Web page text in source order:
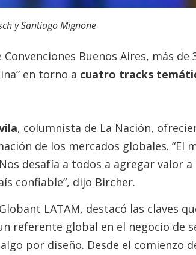
y Santiago Mignone
Buenos Aires, más de
en torno a cuatro tracks
, columnista de La Nación,
de los mercados globales. “El
desafía a todos a agregar valor
confiable”, dijo Bircher.
LATAM, destacó las claves
referente global en el negocio de
por diseño. Desde el comienzo